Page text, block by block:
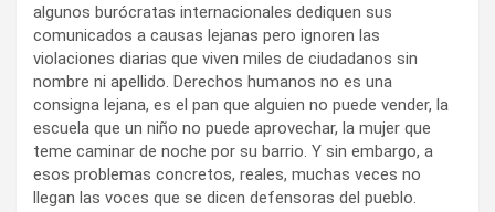
algunos burócratas internacionales dediquen sus
comunicados a causas lejanas pero ignoren las
violaciones diarias que viven miles de ciudadanos sin
nombre ni apellido. Derechos humanos no es una
consigna lejana, es el pan que alguien no puede vender, la
escuela que un niño no puede aprovechar, la mujer que
teme caminar de noche por su barrio. Y sin embargo, a
esos problemas concretos, reales, muchas veces no
llegan las voces que se dicen defensoras del pueblo.